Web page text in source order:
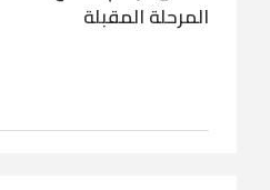
المرحلة المقبلة